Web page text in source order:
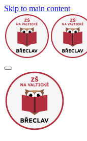
Skip to main content